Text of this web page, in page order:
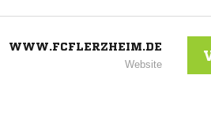
WWW.FCFLERZHEIM.DE
Website